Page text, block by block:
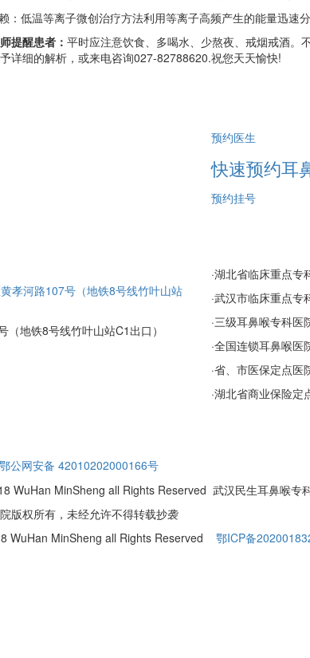
低温等离子微创治疗方法利用等离子高频产生的能量迅速
提醒患者： 平时应注意饮食、多喝水、少熬夜、戒烟戒酒。
详细的解析，或来电咨询027-82788620.祝您天天愉快!
预约医生
快速预约耳
预约挂号
孝河路107号（地铁8号线竹叶山站
（地铁8号线竹叶山站C1出口）
·湖北省临床重点专
·武汉市临床重点专
·三级耳鼻喉专科医
·全国连锁耳鼻喉医
·省、市医保定点医
·湖北省商业保险定
鄂公网安备 42010202000166号
WuHan MinSheng all Rights Reserved 武汉民生耳鼻喉专
版权所有，未经允许不得转载抄袭
WuHan MinSheng all Rights Reserved 鄂ICP备